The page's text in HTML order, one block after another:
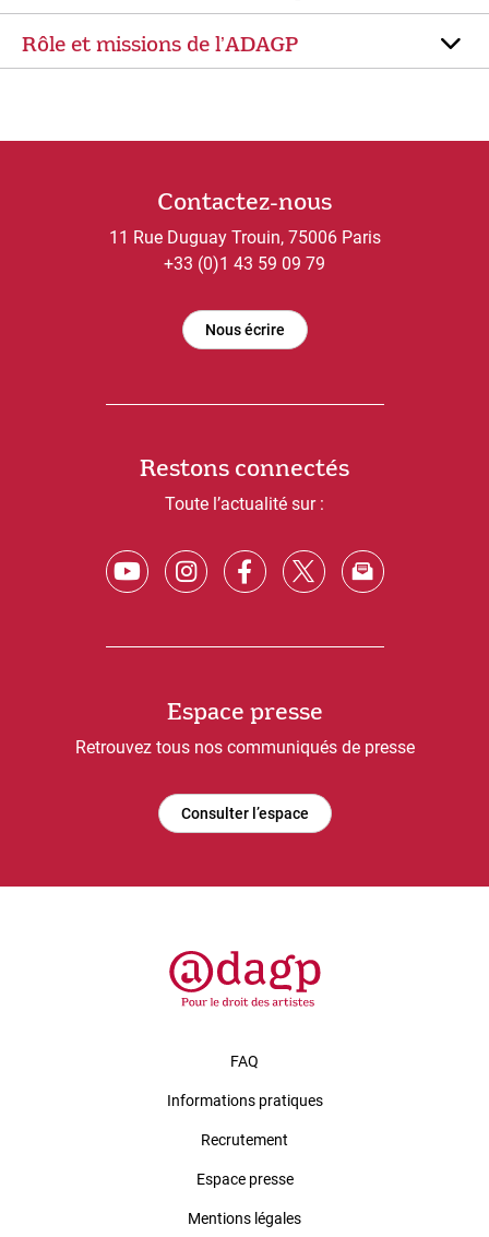
Rôle et missions de lʼADAGP
Contactez-nous
11 Rue Duguay Trouin, 75006 Paris
+33 (0)1 43 59 09 79
Nous écrire
Restons connectés
Toute l’actualité sur :
Espace presse
Retrouvez tous nos communiqués de presse
Consulter l’espace
FAQ
Informations pratiques
Recrutement
Espace presse
Mentions légales